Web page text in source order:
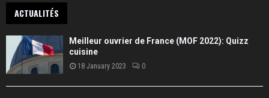
ACTUALITÉS
Meilleur ouvrier de France (MOF 2022): Quizz
cuisine
18 January 2023 0